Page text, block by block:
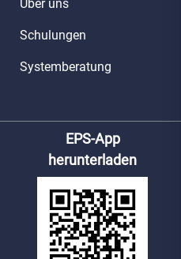
Über uns
Schulungen
Systemberatung
EPS-App
herunterladen